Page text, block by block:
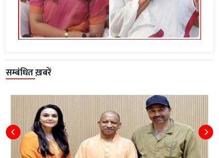
सम्बंधित ख़बरें